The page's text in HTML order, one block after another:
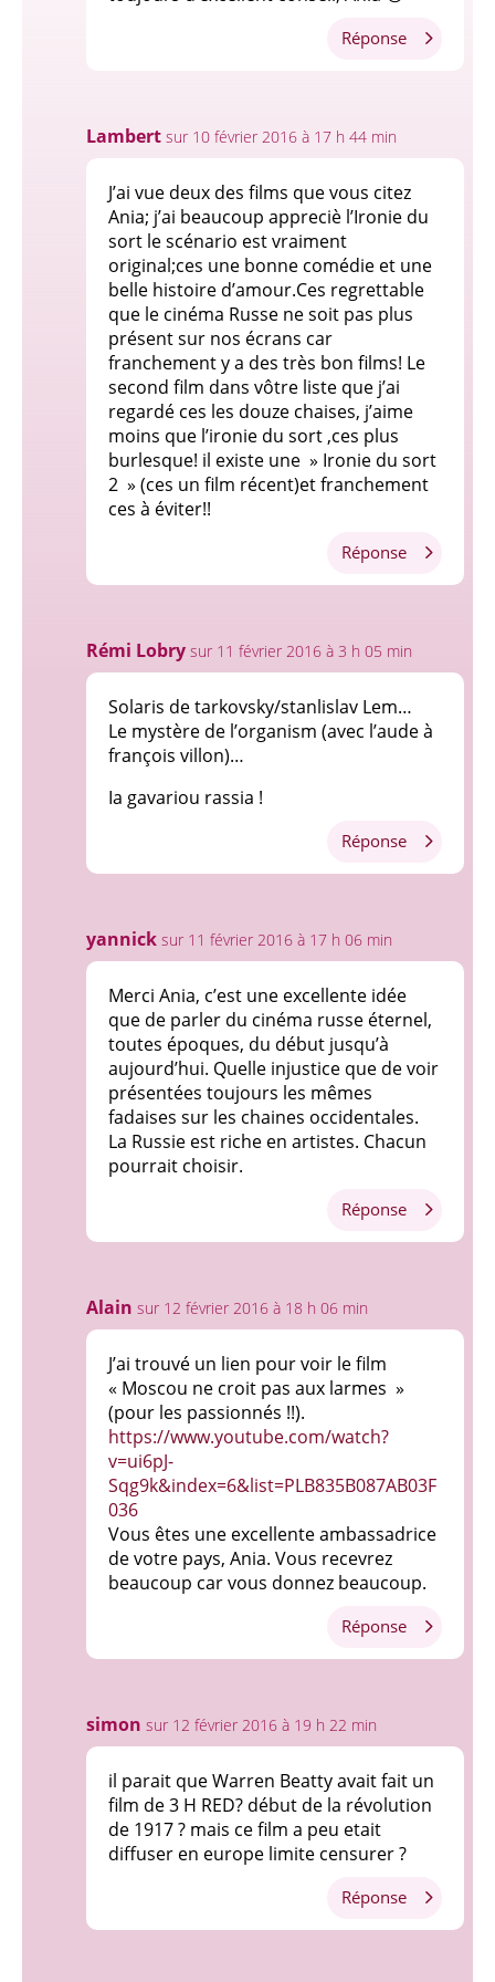
Réponse
Lambert sur 10 février 2016 à 17 h 44 min
J’ai vue deux des films que vous citez
Ania; j’ai beaucoup appreciè l’Ironie du
sort le scénario est vraiment
original;ces une bonne comédie et une
belle histoire d’amour.Ces regrettable
que le cinéma Russe ne soit pas plus
présent sur nos écrans car
franchement y a des très bon films! Le
second film dans vôtre liste que j’ai
regardé ces les douze chaises, j’aime
moins que l’ironie du sort ,ces plus
burlesque! il existe une » Ironie du sort
2 » (ces un film récent)et franchement
ces à éviter!!
Réponse
Rémi Lobry sur 11 février 2016 à 3 h 05 min
Solaris de tarkovsky/stanlislav Lem…
Le mystère de l’organism (avec l’aude à
françois villon)…
Ia gavariou rassia !
Réponse
yannick sur 11 février 2016 à 17 h 06 min
Merci Ania, c’est une excellente idée
que de parler du cinéma russe éternel,
toutes époques, du début jusqu’à
aujourd’hui. Quelle injustice que de voir
présentées toujours les mêmes
fadaises sur les chaines occidentales.
La Russie est riche en artistes. Chacun
pourrait choisir.
Réponse
Alain sur 12 février 2016 à 18 h 06 min
J’ai trouvé un lien pour voir le film
« Moscou ne croit pas aux larmes »
(pour les passionnés !!).
https://www.youtube.com/watch?
v=ui6pJ-
Sqg9k&index=6&list=PLB835B087AB03F
036
Vous êtes une excellente ambassadrice
de votre pays, Ania. Vous recevrez
beaucoup car vous donnez beaucoup.
Réponse
simon sur 12 février 2016 à 19 h 22 min
il parait que Warren Beatty avait fait un
film de 3 H RED? début de la révolution
de 1917 ? mais ce film a peu etait
diffuser en europe limite censurer ?
Réponse